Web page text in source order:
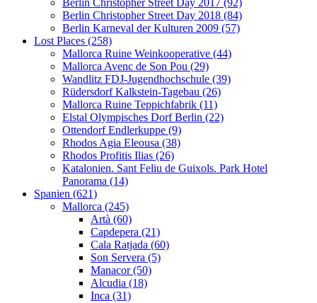
Berlin Christopher Street Day 2018 (84)
Berlin Karneval der Kulturen 2009 (57)
Lost Places (258)
Mallorca Ruine Weinkooperative (44)
Mallorca Avenc de Son Pou (29)
Wandlitz FDJ-Jugendhochschule (39)
Rüdersdorf Kalkstein-Tagebau (26)
Mallorca Ruine Teppichfabrik (11)
Elstal Olympisches Dorf Berlin (22)
Ottendorf Endlerkuppe (9)
Rhodos Agia Eleousa (38)
Rhodos Profitis Ilias (26)
Katalonien. Sant Feliu de Guixols. Park Hotel
Panorama (14)
Spanien (621)
Mallorca (245)
Artà (60)
Capdepera (21)
Cala Ratjada (60)
Son Servera (5)
Manacor (50)
Alcudia (18)
Inca (31)